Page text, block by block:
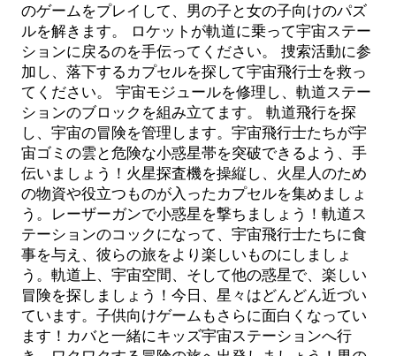
のゲームをプレイして、男の子と女の子向けのパズ
ルを解きます。 ロケットが軌道に乗って宇宙ステー
ションに戻るのを手伝ってください。 捜索活動に参
加し、落下するカプセルを探して宇宙飛行士を救っ
てください。 宇宙モジュールを修理し、軌道ステー
ションのブロックを組み立てます。 軌道飛行を探
し、宇宙の冒険を管理します。宇宙飛行士たちが宇
宙ゴミの雲と危険な小惑星帯を突破できるよう、手
伝いましょう！火星探査機を操縦し、火星人のため
の物資や役立つものが入ったカプセルを集めましょ
う。レーザーガンで小惑星を撃ちましょう！軌道ス
テーションのコックになって、宇宙飛行士たちに食
事を与え、彼らの旅をより楽しいものにしましょ
う。軌道上、宇宙空間、そして他の惑星で、楽しい
冒険を探しましょう！今日、星々はどんどん近づい
ています。子供向けゲームもさらに面白くなってい
ます！カバと一緒にキッズ宇宙ステーションへ行